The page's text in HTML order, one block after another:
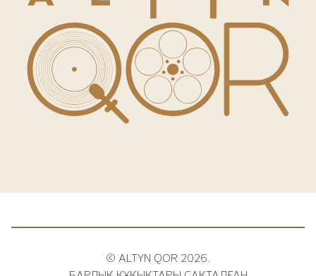
© ALTYN QOR 2026.